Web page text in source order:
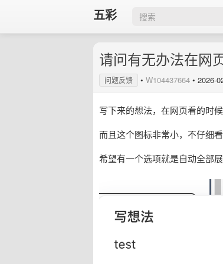
五彩
请问有无办法在网
问题反馈
• W104437664 • 2026-
写下来的想法，在网页看的时
而且这个图标非常小，不仔细
希望有一个选项就是自动全部